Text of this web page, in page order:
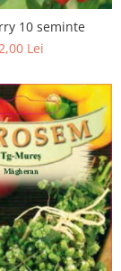
10 seminte
Lei